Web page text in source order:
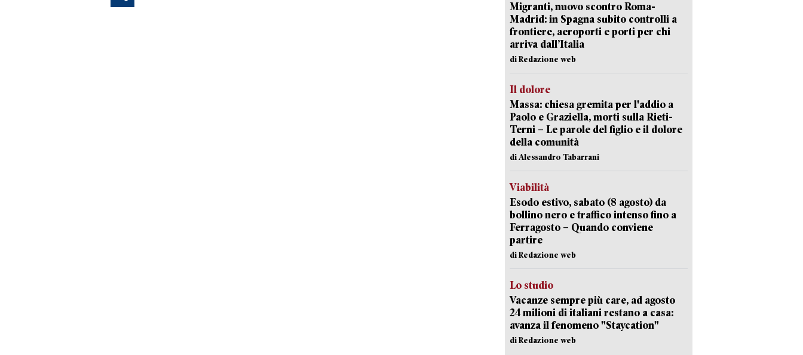
Migranti, nuovo scontro Roma-
Madrid: in Spagna subito controlli a
frontiere, aeroporti e porti per chi
arriva dall’Italia
di Redazione web
Il dolore
Massa: chiesa gremita per l'addio a
Paolo e Graziella, morti sulla Rieti-
Terni – Le parole del figlio e il dolore
della comunità
di Alessandro Tabarrani
Viabilità
Esodo estivo, sabato (8 agosto) da
bollino nero e traffico intenso fino a
Ferragosto – Quando conviene
partire
di Redazione web
Lo studio
Vacanze sempre più care, ad agosto
24 milioni di italiani restano a casa:
avanza il fenomeno "Staycation"
di Redazione web